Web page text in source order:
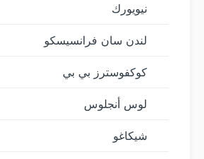
نيويورك
لندن سان فرانسيسكو
كوكفوسترز بي بي
لوس أنجلوس
شيكاغو